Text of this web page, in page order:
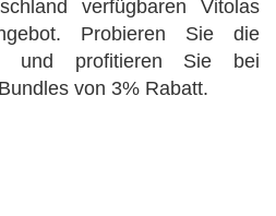
verfügbaren Vitolas
Probieren Sie die
und profitieren Sie bei
von 3% Rabatt.